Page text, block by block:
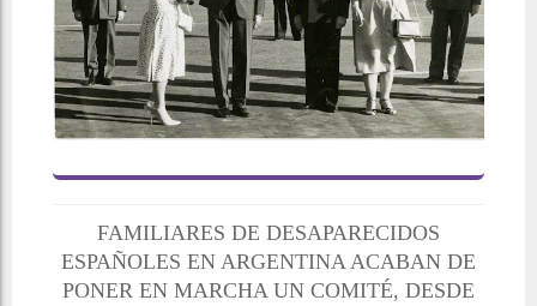
FAMILIARES DE DESAPARECIDOS
ESPAÑOLES EN ARGENTINA ACABAN DE
PONER EN MARCHA UN COMITÉ, DESDE